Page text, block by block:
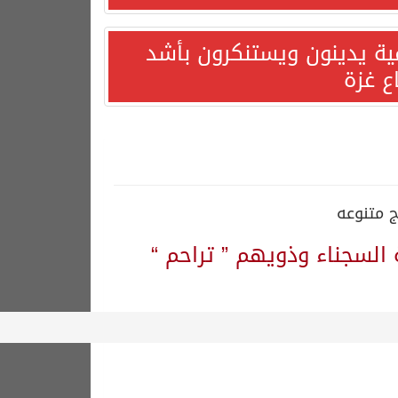
يدينون ويستنكرون بأشد
غزة
متنوعه
وذويهم ” تراحم “